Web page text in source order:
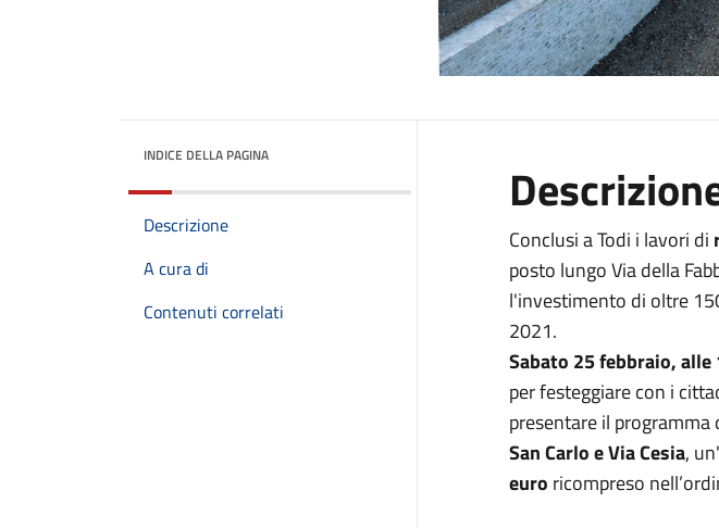
INDICE DELLA PAGINA
Descrizione
A cura di
Contenuti correlati
Conclusi a Todi i lavori di
posto lungo Via della
l'investimento di oltre
2021.
Sabato 25 febbraio, alle
per festeggiare con i
presentare il programma
San Carlo e Via Cesia,
euro ricompreso